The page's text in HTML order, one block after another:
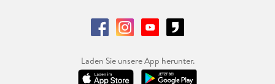
Laden Sie unsere App herunter.